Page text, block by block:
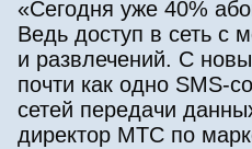
«Сегодня уже 40%
Ведь доступ в сеть с
и развлечений. С
почти как одно SMS-
сетей передачи
директор МТС по